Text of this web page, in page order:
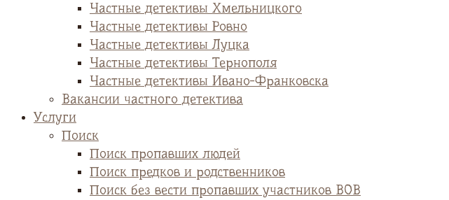
Частные детективы Хмельницкого
Частные детективы Ровно
Частные детективы Луцка
Частные детективы Тернополя
Частные детективы Ивано-Франковска
Вакансии частного детектива
Услуги
Поиск
Поиск пропавших людей
Поиск предков и родственников
Поиск без вести пропавших участников ВОВ